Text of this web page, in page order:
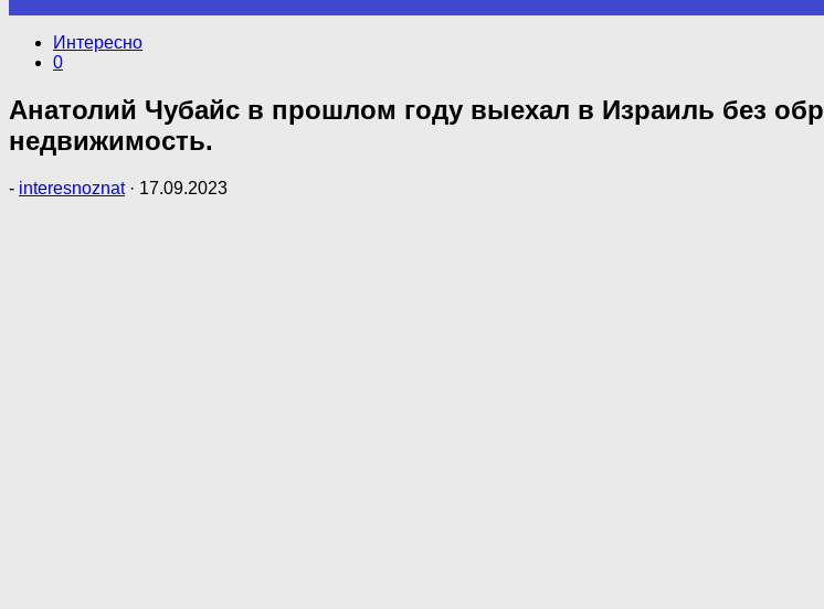
Интересно
0
Анатолий Чубайс в прошлом году выехал в Израиль без
недвижимость.
- interesnoznat · 17.09.2023